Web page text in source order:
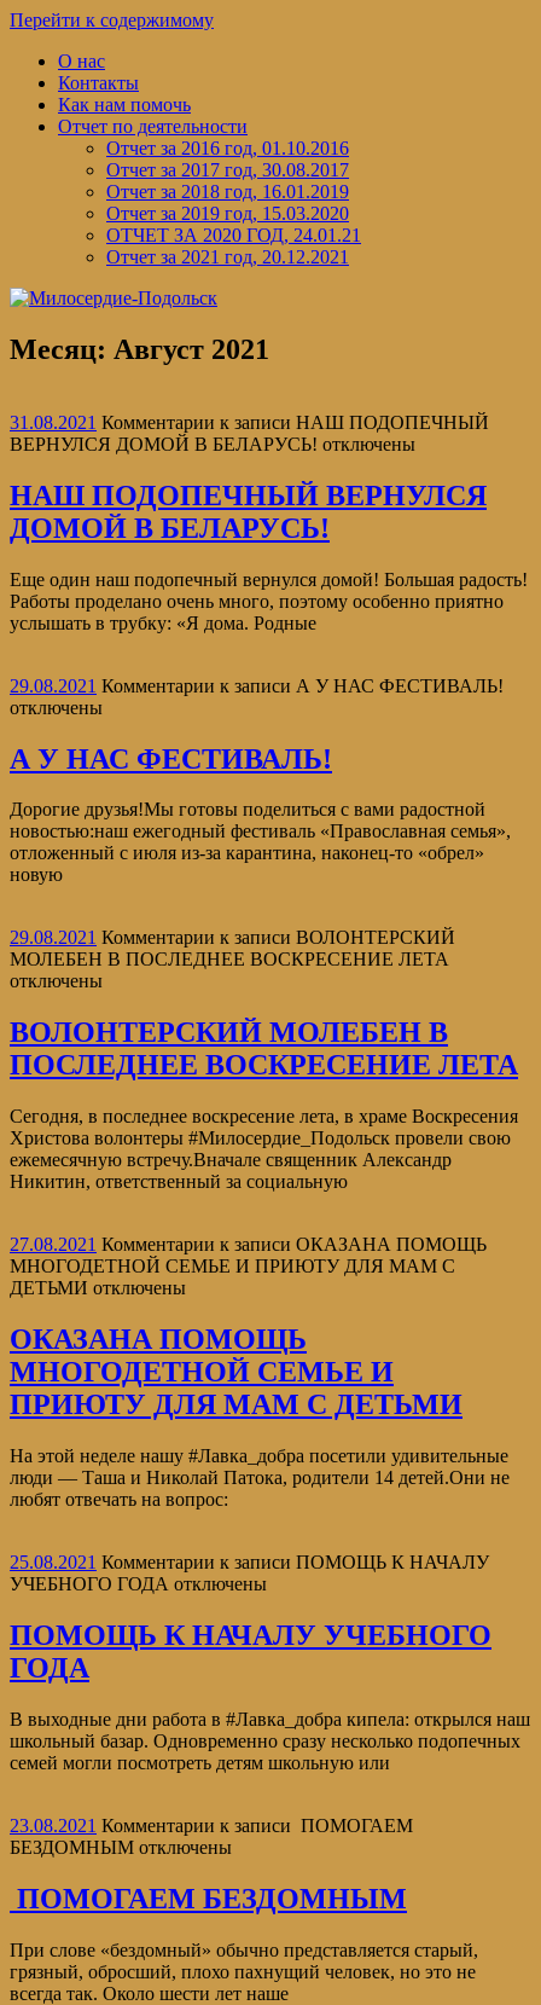
Перейти к содержимому
О нас
Контакты
Как нам помочь
Отчет по деятельности
Отчет за 2016 год, 01.10.2016
Отчет за 2017 год, 30.08.2017
Отчет за 2018 год, 16.01.2019
Отчет за 2019 год, 15.03.2020
ОТЧЕТ ЗА 2020 ГОД, 24.01.21
Отчет за 2021 год, 20.12.2021
Месяц: Август 2021
31.08.2021 Комментарии к записи НАШ ПОДОПЕЧНЫЙ
ВЕРНУЛСЯ ДОМОЙ В БЕЛАРУСЬ! отключены
НАШ ПОДОПЕЧНЫЙ ВЕРНУЛСЯ
ДОМОЙ В БЕЛАРУСЬ!
Еще один наш подопечный вернулся домой! Большая радость!
Работы проделано очень много, поэтому особенно приятно
услышать в трубку: «Я дома. Родные
29.08.2021 Комментарии к записи А У НАС ФЕСТИВАЛЬ!
отключены
А У НАС ФЕСТИВАЛЬ!
Дорогие друзья!Мы готовы поделиться с вами радостной
новостью:наш ежегодный фестиваль «Православная семья»,
отложенный с июля из-за карантина, наконец-то «обрел»
новую
29.08.2021 Комментарии к записи ВОЛОНТЕРСКИЙ
МОЛЕБЕН В ПОСЛЕДНЕЕ ВОСКРЕСЕНИЕ ЛЕТА
отключены
ВОЛОНТЕРСКИЙ МОЛЕБЕН В
ПОСЛЕДНЕЕ ВОСКРЕСЕНИЕ ЛЕТА
Сегодня, в последнее воскресение лета, в храме Воскресения
Христова волонтеры #Милосердие_Подольск провели свою
ежемесячную встречу.Вначале священник Александр
Никитин, ответственный за социальную
27.08.2021 Комментарии к записи ОКАЗАНА ПОМОЩЬ
МНОГОДЕТНОЙ СЕМЬЕ И ПРИЮТУ ДЛЯ МАМ С
ДЕТЬМИ отключены
ОКАЗАНА ПОМОЩЬ
МНОГОДЕТНОЙ СЕМЬЕ И
ПРИЮТУ ДЛЯ МАМ С ДЕТЬМИ
На этой неделе нашу #Лавка_добра посетили удивительные
люди — Таша и Николай Патока, родители 14 детей.Они не
любят отвечать на вопрос:
25.08.2021 Комментарии к записи ПОМОЩЬ К НАЧАЛУ
УЧЕБНОГО ГОДА отключены
ПОМОЩЬ К НАЧАЛУ УЧЕБНОГО
ГОДА
В выходные дни работа в #Лавка_добра кипела: открылся наш
школьный базар. Одновременно сразу несколько подопечных
семей могли посмотреть детям школьную или
23.08.2021 Комментарии к записи ПОМОГАЕМ
БЕЗДОМНЫМ отключены
ПОМОГАЕМ БЕЗДОМНЫМ
При слове «бездомный» обычно представляется старый,
грязный, обросший, плохо пахнущий человек, но это не
всегда так. Около шести лет наше